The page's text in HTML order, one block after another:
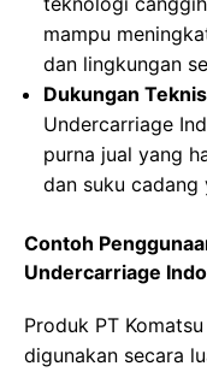
mampu
dan lingkungan
Dukungan
Undercarriage
purna jual yang
dan suku cadang
Contoh
Undercarriage
Produk PT
digunakan secara